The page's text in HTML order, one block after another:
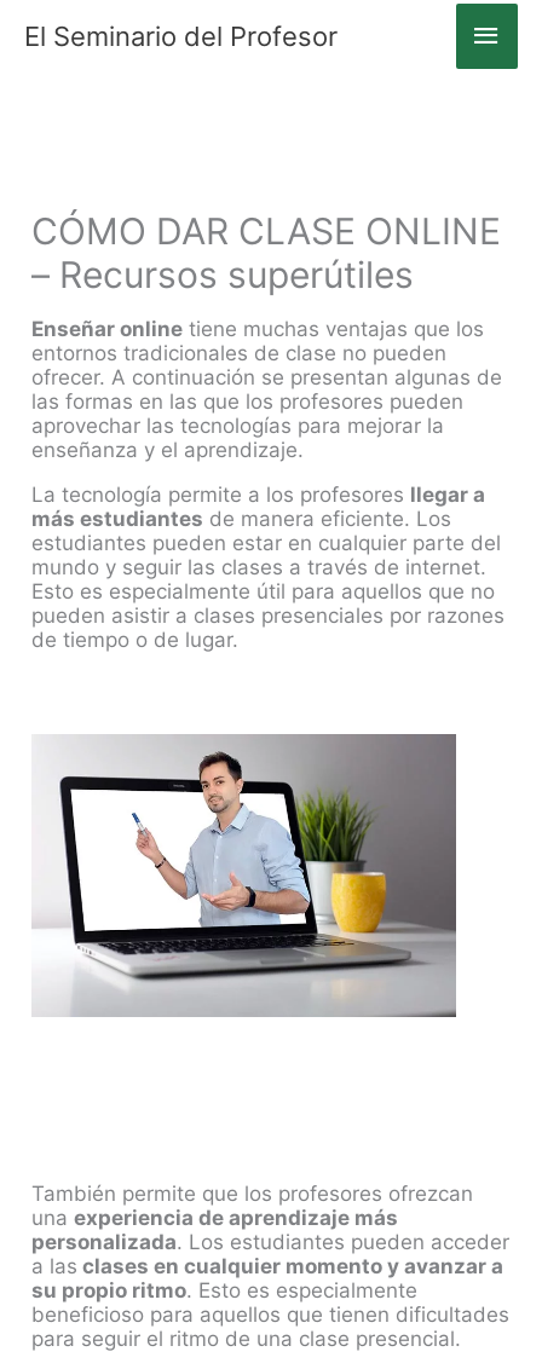
El Seminario del Profesor
CÓMO DAR CLASE ONLINE
– Recursos superútiles
Enseñar online tiene muchas ventajas que los
entornos tradicionales de clase no pueden
ofrecer. A continuación se presentan algunas de
las formas en las que los profesores pueden
aprovechar las tecnologías para mejorar la
enseñanza y el aprendizaje.
La tecnología permite a los profesores llegar a
más estudiantes de manera eficiente. Los
estudiantes pueden estar en cualquier parte del
mundo y seguir las clases a través de internet.
Esto es especialmente útil para aquellos que no
pueden asistir a clases presenciales por razones
de tiempo o de lugar.
También permite que los profesores ofrezcan
unaexperiencia de aprendizaje más
personalizada. Los estudiantes pueden acceder
a las clases en cualquier momento y avanzar a
su propio ritmo. Esto es especialmente
beneficioso para aquellos que tienen dificultades
para seguir el ritmo de una clase presencial.